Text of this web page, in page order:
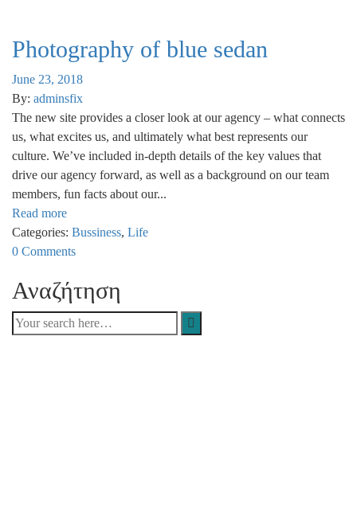
Photography of blue sedan
June 23, 2018
By: adminsfix
The new site provides a closer look at our agency – what connects
us, what excites us, and ultimately what best represents our
culture. We’ve included in-depth details of the key values that
drive our agency forward, as well as a background on our team
members, fun facts about our...
Read more
Categories: Bussiness, Life
0 Comments
Αναζήτηση